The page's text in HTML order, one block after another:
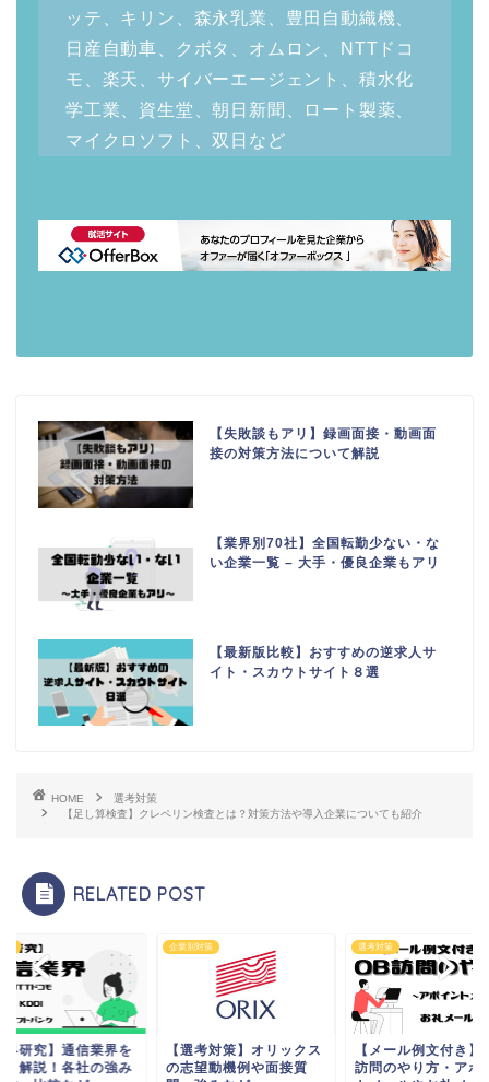
ッテ、キリン、森永乳業、豊田自動織機、
日産自動車、クボタ、オムロン、NTTドコ
モ、楽天、サイバーエージェント、積水化
学工業、資生堂、朝日新聞、ロート製薬、
マイクロソフト、双日など
【失敗談もアリ】録画面接・動画面
接の対策方法について解説
【業界別70社】全国転勤少ない・な
い企業一覧 – 大手・優良企業もアリ
【最新版比較】おすすめの逆求人サ
イト・スカウトサイト８選
HOME
選考対策
【足し算検査】クレペリン検査とは？対策方法や導入企業についても紹介
RELATED POST
界研究】通信業界を
く解説！各社の強み
企業別対策
【選考対策】オリックス
の志望動機例や面接質
選考対策
【メール例文付き】
訪問のやり方・アポ